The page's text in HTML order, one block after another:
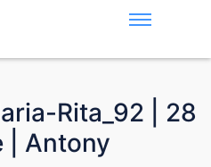
Rita_92 | 28
| Antony